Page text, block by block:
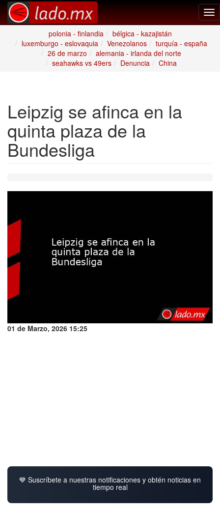
polonia - finlandia
bélgica - kazajistán
luxemburgo - eslovaquia
Venezolanos
turquía - españa
26 de marzo
alemania - irlanda del norte
seahawks vs 49ers
Denuncia China
Leipzig se afinca en la
quinta plaza de la
Bundesliga
01 de Marzo, 2026 15:25
💙 Suscríbete a nuestras notificaciones y obtén noticias en
tiempo real